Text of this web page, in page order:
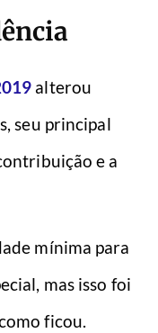
alterou
seu principal
e a
mínima para
mas isso foi
ficou.